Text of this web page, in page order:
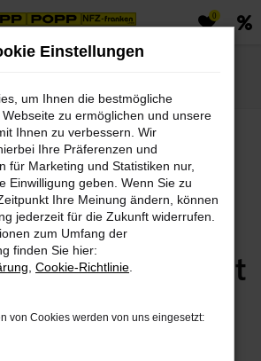
0
Volvo V90
mit
nach Erfurt
in Erfurt – jetzt
und
Einstellungen
um Ihnen die bestmögliche
zu ermöglichen und unsere
Ihnen zu verbessern. Wir
Ihre Präferenzen und
für Marketing und Statistiken nur,
Einwilligung geben. Wenn Sie zu
Ihre Meinung ändern, können
jederzeit für die Zukunft widerrufen.
zum Umfang der
finden Sie hier:
Cookie-Richtlinie
von Cookies werden von uns eingesetzt: